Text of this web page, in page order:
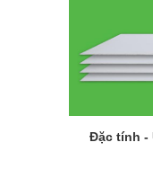
Đặc tính -